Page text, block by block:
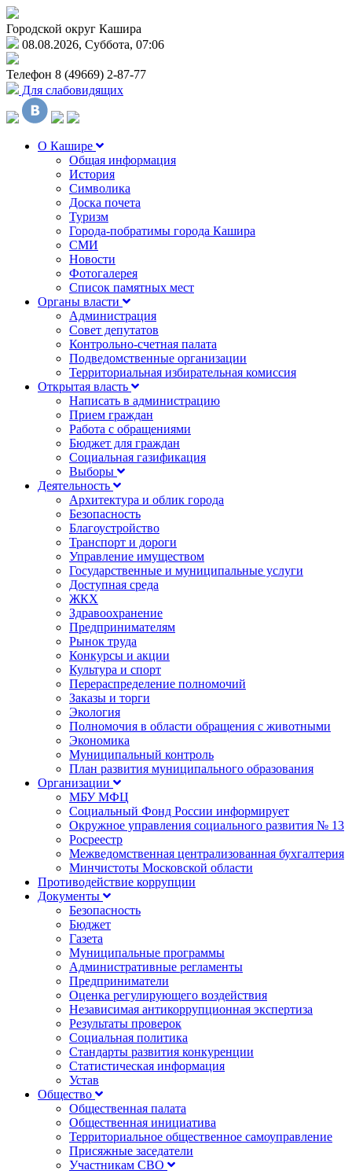
Городской округ Кашира
08.08.2026, Суббота, 07:06
Телефон 8 (49669) 2-87-77
Для слабовидящих
О Кашире
Общая информация
История
Символика
Доска почета
Туризм
Города-побратимы города Кашира
СМИ
Новости
Фотогалерея
Список памятных мест
Органы власти
Администрация
Совет депутатов
Контрольно-счетная палата
Подведомственные организации
Территориальная избирательная комиссия
Открытая власть
Написать в администрацию
Прием граждан
Работа с обращениями
Бюджет для граждан
Социальная газификация
Выборы
Деятельность
Архитектура и облик города
Безопасность
Благоустройство
Транспорт и дороги
Управление имуществом
Государственные и муниципальные услуги
Доступная среда
ЖКХ
Здравоохранение
Предпринимателям
Рынок труда
Конкурсы и акции
Культура и спорт
Перераспределение полномочий
Заказы и торги
Экология
Полномочия в области обращения с животными
Экономика
Муниципальный контроль
План развития муниципального образования
Организации
МБУ МФЦ
Социальный Фонд России информирует
Окружное управления социального развития № 13
Росреестр
Межведомственная централизованная бухгалтерия
Минчистоты Московской области
Противодействие коррупции
Документы
Безопасность
Бюджет
Газета
Муниципальные программы
Административные регламенты
Предприниматели
Оценка регулирующего воздействия
Независимая антикоррупционная экспертиза
Результаты проверок
Социальная политика
Стандарты развития конкуренции
Статистическая информация
Устав
Общество
Общественная палата
Общественная инициатива
Территориальное общественное самоуправление
Присяжные заседатели
Участникам СВО